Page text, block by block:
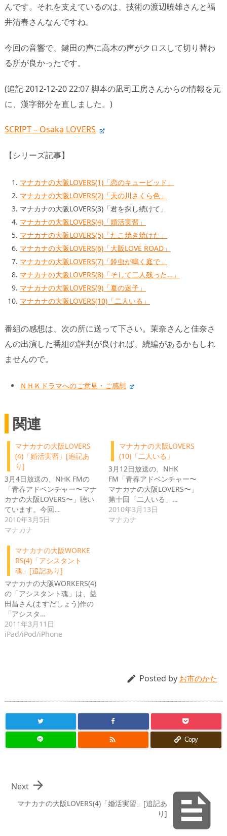
んです。それを支えているのは、技術の渡辺暁雄さんと福
井清春さんなんですね。
今回の音響で、鍵田の声に高木の声がクロスして切り替わ
る所が良かったです。
(追記 2012-12-20 22:07 脚本の凪司工房さんからの情報を元
に、漢字部分を直しました。)
SCRIPT – Osaka LOVERS
【シリーズ記事】
マナカナの大阪LOVERS(1)「恋のキューピッド」
マナカナの大阪LOVERS(2)「天の川さくら色」
マナカナの大阪LOVERS(3)「君を探し続けて」
マナカナの大阪LOVERS(4)「婚活実習」
マナカナの大阪LOVERS(5)「たこ焼き焼けた」
マナカナの大阪LOVERS(6)「大阪LOVE ROAD」
マナカナの大阪LOVERS(7)「鈴虫が鳴く庭で」
マナカナの大阪LOVERS(8)「そして二人残った…」
マナカナの大阪LOVERS(9)「夏の迷子」
マナカナの大阪LOVERS(10)「二人いる」
番組の感想は、次の所に送って下さい。茉奈さんと佳奈さ
んの出演した番組の評判が良ければ、続編があるかもしれ
ませんので。
ＮＨＫドラマへのご意見・ご感想
関連
マナカナの大阪LOVERS
(4)「婚活実習」[追記あ
り]
3月4日放送の、NHK FMの
「青春アドベンチャー〜マナ
カナの大阪LOVERS〜」聴い
ています。今回…
2010年3月5日
マナカナ
マナカナの大阪LOVERS
(10)「二人いる」
3月12日放送の、NHK
FM「青春アドベンチャー〜
マナカナの大阪LOVERS〜」
第十回「二人いる」…
2010年3月13日
マナカナ
マナカナの大阪WORKE
RS(4)「アシスタント
魂」[追記あり]
マナカナの大阪WORKERS(4)
の「アシスタント魂」は、益
田昌さん(ますだしょう)作の
「アシスタ…
2011年3月11日
iPad/iPod/iPhone
 Posted by お市のかた
 Copy

マナカナの大阪LOVERS(4)「婚活実習」[追記あ
り]

Next